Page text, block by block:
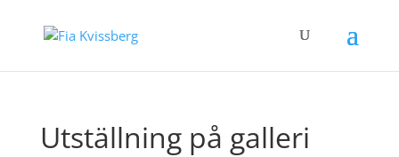
Utställning på galleri